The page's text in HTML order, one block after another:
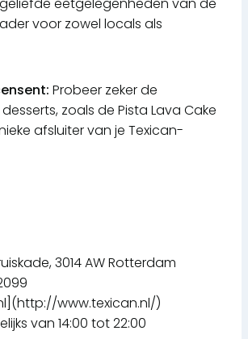
eetgelegenheden van de
voor zowel locals als
Probeer zeker de
zoals de Pista Lava Cake
afsluiter van je Texican-
3014 AW Rotterdam
www.texican.nl/)
van 14:00 tot 22:00